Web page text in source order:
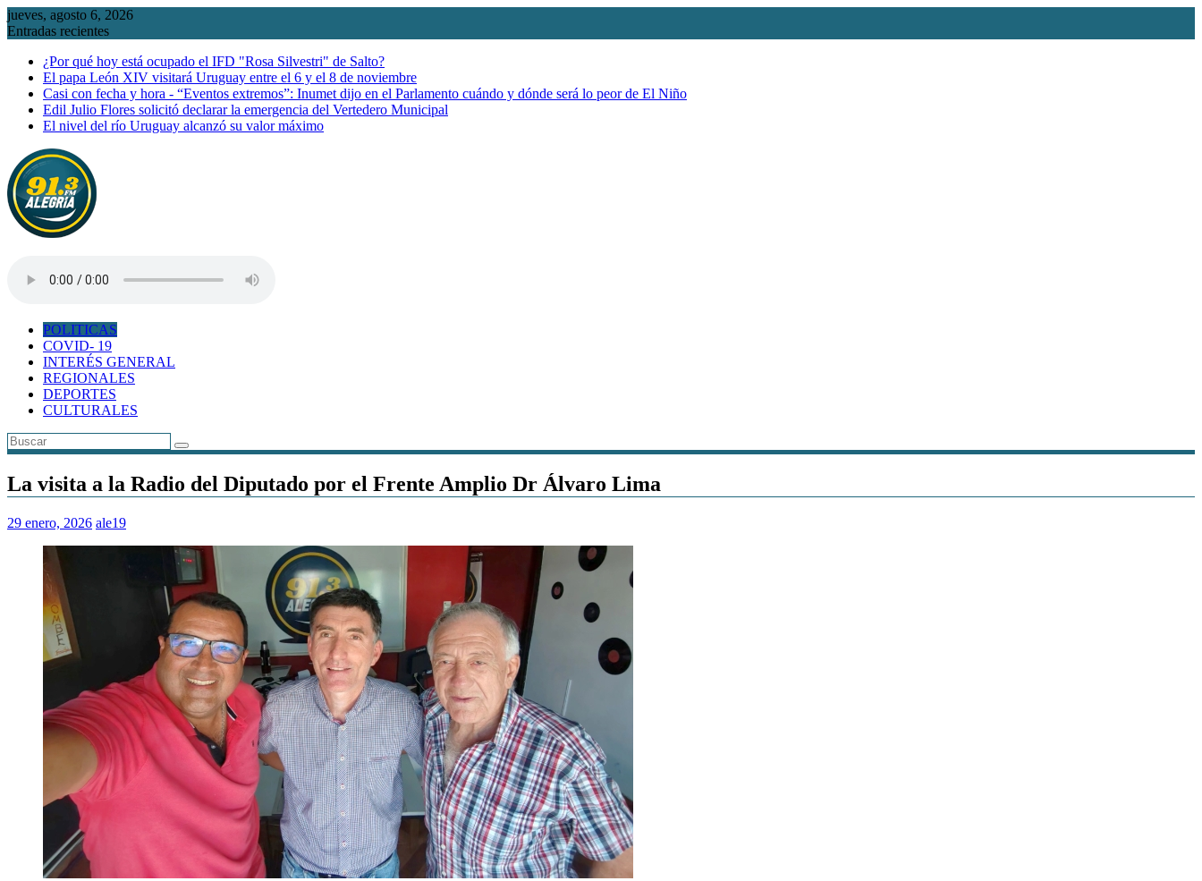
Saltar
al
jueves, agosto 6, 2026
Entradas recientes
¿Por qué hoy está ocupado el IFD "Rosa Silvestri" de Salto?
El papa León XIV visitará Uruguay entre el 6 y el 8 de noviembre
Casi con fecha y hora - “Eventos extremos”: Inumet dijo en el Parlamento cuándo y dónde será lo peor de El Niño
Edil Julio Flores solicitó declarar la emergencia del Vertedero Municipal
El nivel del río Uruguay alcanzó su valor máximo
POLITICAS
COVID- 19
INTERÉS GENERAL
REGIONALES
DEPORTES
CULTURALES
La visita a la Radio del Diputado por el Frente Amplio Dr Álvaro Lima
29 enero, 2026 ale19